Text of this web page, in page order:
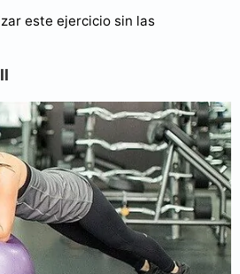
este ejercicio sin las